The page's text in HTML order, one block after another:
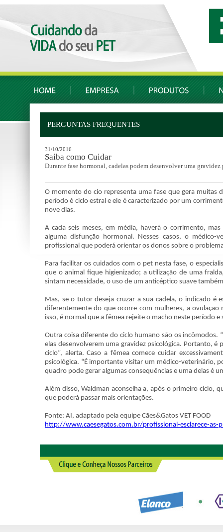
PERGUNTAS FREQUENTES
31/10/2016
Saiba como Cuidar
Durante fase hormonal, cadelas podem desenvolver uma
O momento do cio representa uma fase que gera muitas
período é ciclo estral e ele é caracterizado por um
nove dias.
A cada seis meses, em média, haverá o corrimento,
alguma disfunção hormonal. Nesses casos, o
profissional que poderá orientar os donos sobre o
Para facilitar os cuidados com o pet nesta fase, o
que o animal fique higienizado; a utilização de uma
sintam necessidade, o uso de um anticéptico suave
Mas, se o tutor deseja cruzar a sua cadela, o indicado é
diferentemente do que ocorre com mulheres, a ovulação
isso, é normal que a fêmea rejeite o macho neste período e
Outra coisa diferente do ciclo humano são os incômodos.
elas desenvolverem uma gravidez psicológica. Portanto,
ciclo”, alerta. Caso a fêmea comece cuidar
psicológica. “É importante visitar um médico-veterinário,
quadro pode gerar algumas consequências e uma delas é
Além disso, Waldman aconselha a, após o primeiro ciclo,
que poderá passar mais orientações.
Fonte: AI, adaptado pela equipe Cães&Gatos VET FOOD
http://www.caesegatos.com.br/profissional-esclarece-